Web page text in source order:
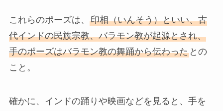
これらのポーズは、 印相（いんそう）といい、古
代インドの民族宗教、バラモン教が起源とされ、
手のポーズはバラモン教の舞踊から伝わったとの
こと。
確かに、インドの踊りや映画などを見ると、手を